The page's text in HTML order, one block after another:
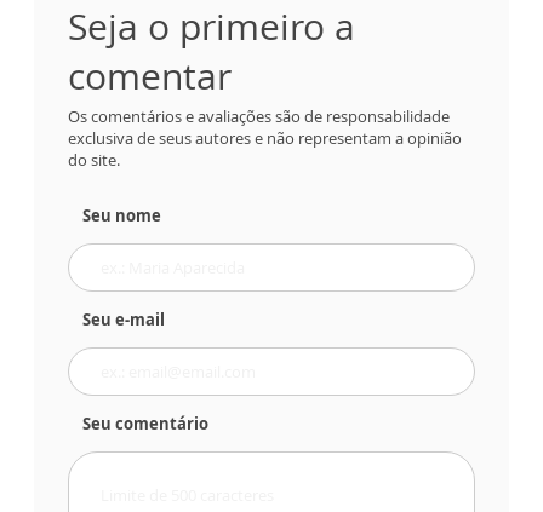
Seja o primeiro a
comentar
Os comentários e avaliações são de responsabilidade
exclusiva de seus autores e não representam a opinião
do site.
Seu nome
Seu e-mail
Seu comentário